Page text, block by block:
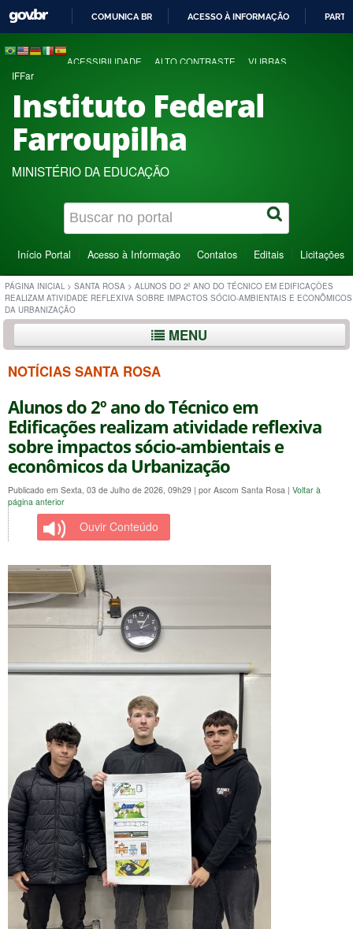
COMUNICA BR ACESSO À INFORMAÇÃO
ACESSIBILIDADE ALTO CONTRASTE VLIBRAS
IFFar
Instituto Federal
Farroupilha
MINISTÉRIO DA EDUCAÇÃO
Início Portal Acesso à Informação Contatos Editais Licitações
PÁGINA INICIAL > SANTA ROSA > ALUNOS DO 2º ANO DO TÉCNICO EM EDIFICAÇÕES
REALIZAM ATIVIDADE REFLEXIVA SOBRE IMPACTOS SÓCIO-AMBIENTAIS E ECONÔMICOS
DA URBANIZAÇÃO
MENU
NOTÍCIAS SANTA ROSA
Alunos do 2º ano do Técnico em
Edificações realizam atividade reflexiva
sobre impactos sócio-ambientais e
econômicos da Urbanização
Publicado em Sexta, 03 de Julho de 2026, 09h29 | por Ascom Santa Rosa | Voltar à
página anterior
Ouvir Conteúdo